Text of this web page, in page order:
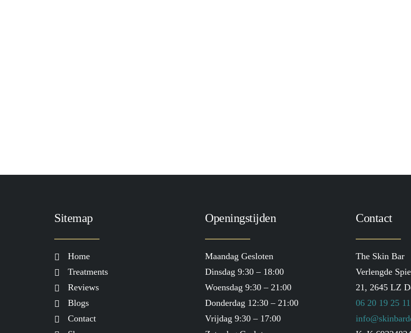
Sitemap
Home
Treatments
Reviews
Blogs
Contact
Openingstijden
Maandag Gesloten
Dinsdag 9:30 – 18:00
Woensdag 9:30 – 21:00
Donderdag 12:30 – 21:00
Vrijdag 9:30 – 17:00
Contact
The Skin Bar
Verlengde
21, 2645 LZ
06 20 19 25 11